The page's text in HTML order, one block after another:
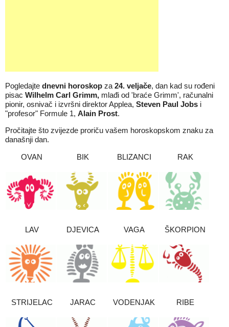
Pogledajte dnevni horoskop za 24. veljače, dan kad su rođeni
pisac Wilhelm Carl Grimm, mlađi od 'braće Grimm', računalni
pionir, osnivač i izvršni direktor Applea, Steven Paul Jobs i
"profesor" Formule 1, Alain Prost.
Pročitajte što zvijezde proriču vašem horoskopskom znaku za
današnji dan.
OVAN
BIK BLIZANCI RAK
LAV DJEVICA VAGA ŠKORPION
STRIJELAC JARAC VODENJAK RIBE